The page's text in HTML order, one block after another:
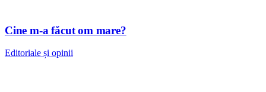
Cine m-a făcut om mare?
Editoriale și opinii